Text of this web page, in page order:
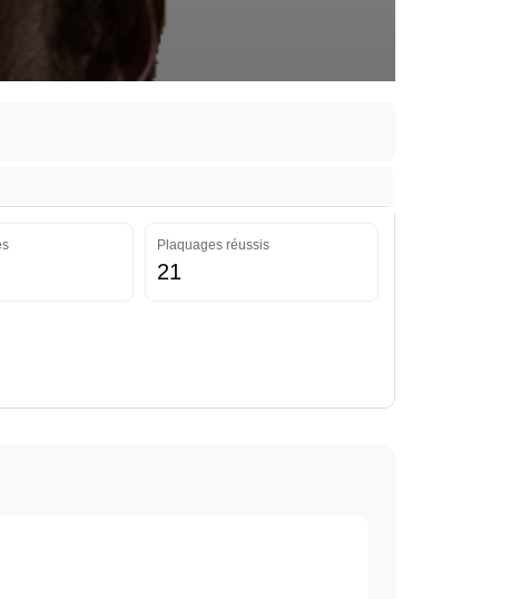
Plaquages réussis
21